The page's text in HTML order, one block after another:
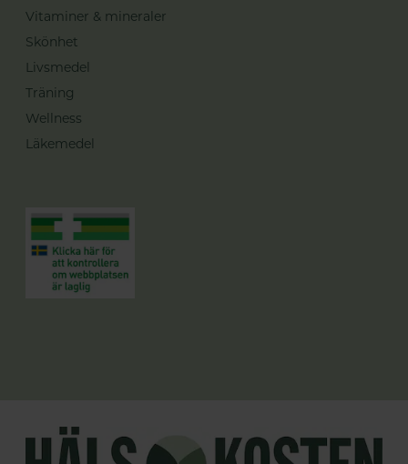
Vitaminer & mineraler
Skönhet
Livsmedel
Träning
Wellness
Läkemedel